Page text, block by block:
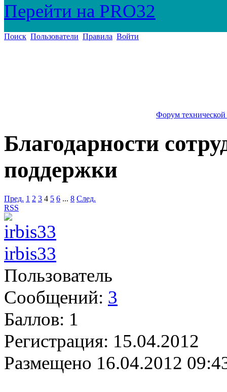
Перейти на PRO32
Поиск Пользователи Правила Войти
Форум
Благодарности
поддержки
Пред. 1 2 3 4 5 6 ... 8 След.
RSS
irbis33
Пользователь
Сообщений: 3
Баллов: 1
Регистрация: 15.04.2012
Размещено 16.04.2012